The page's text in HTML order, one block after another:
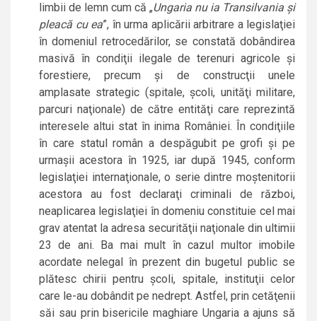
limbii de lemn cum că „Ungaria nu ia Transilvania şi
pleacă cu ea”, în urma aplicării arbitrare a legislaţiei
în domeniul retrocedărilor, se constată dobândirea
masivă în condiţii ilegale de terenuri agricole şi
forestiere, precum şi de construcţii unele
amplasate strategic (spitale, şcoli, unităţi militare,
parcuri naţionale) de către entităţi care reprezintă
interesele altui stat în inima României. În condiţiile
în care statul român a despăgubit pe grofi şi pe
urmaşii acestora în 1925, iar după 1945, conform
legislaţiei internaţionale, o serie dintre moştenitorii
acestora au fost declaraţi criminali de război,
neaplicarea legislaţiei în domeniu constituie cel mai
grav atentat la adresa securităţii naţionale din ultimii
23 de ani. Ba mai mult în cazul multor imobile
acordate nelegal în prezent din bugetul public se
plătesc chirii pentru şcoli, spitale, instituţii celor
care le-au dobândit pe nedrept. Astfel, prin cetăţenii
săi sau prin bisericile maghiare Ungaria a ajuns să